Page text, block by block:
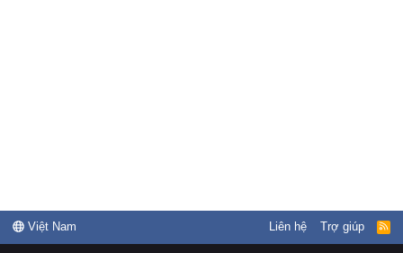
Việt Nam Liên hệ Trợ giúp
R